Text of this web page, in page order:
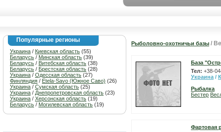
Популярные регионы
Украина / Киевская область (55)
Беларусь / Минская область (39)
Беларусь / Витебская область (38)
Беларусь / Брестская область (28)
Украина / Одесская область (27)
Финляндия / Etela-Savo (Южное Саво) (26)
Украина / Сумская область (25)
Украина / Днепропетровская область (23)
Украина / Херсонская область (19)
Беларусь / Могилевская область (19)
Рыболовно-охотничьи базы /
База
Тел: +38-
Украина /
Рыбалка
Бестер
Фартовая